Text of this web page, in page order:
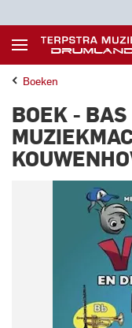
Boeken
BOEK -